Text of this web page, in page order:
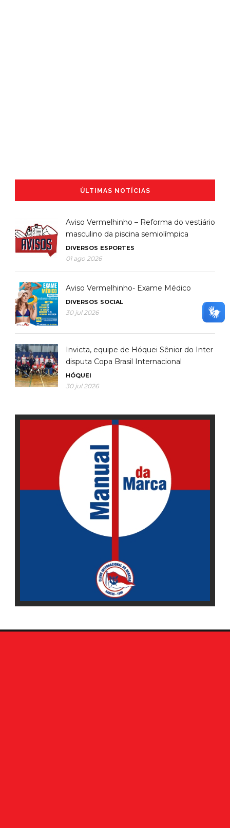
ÚLTIMAS NOTÍCIAS
Aviso Vermelhinho – Reforma do vestiário
masculino da piscina semiolímpica
DIVERSOS ESPORTES
01 ago 2026
Aviso Vermelhinho- Exame Médico
DIVERSOS SOCIAL
30 jul 2026
Invicta, equipe de Hóquei Sênior do Inter
disputa Copa Brasil Internacional
HÓQUEI
30 jul 2026